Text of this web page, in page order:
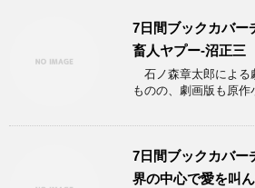
7日間ブックカバー
畜人ヤプー-沼正三
石ノ森章太郎による
ものの、劇画版も原
7日間ブックカバー
界の中心で愛を叫